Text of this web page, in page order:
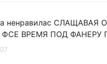
ненравилас
ВРЕМЯ ПОД ФАНЕРУ